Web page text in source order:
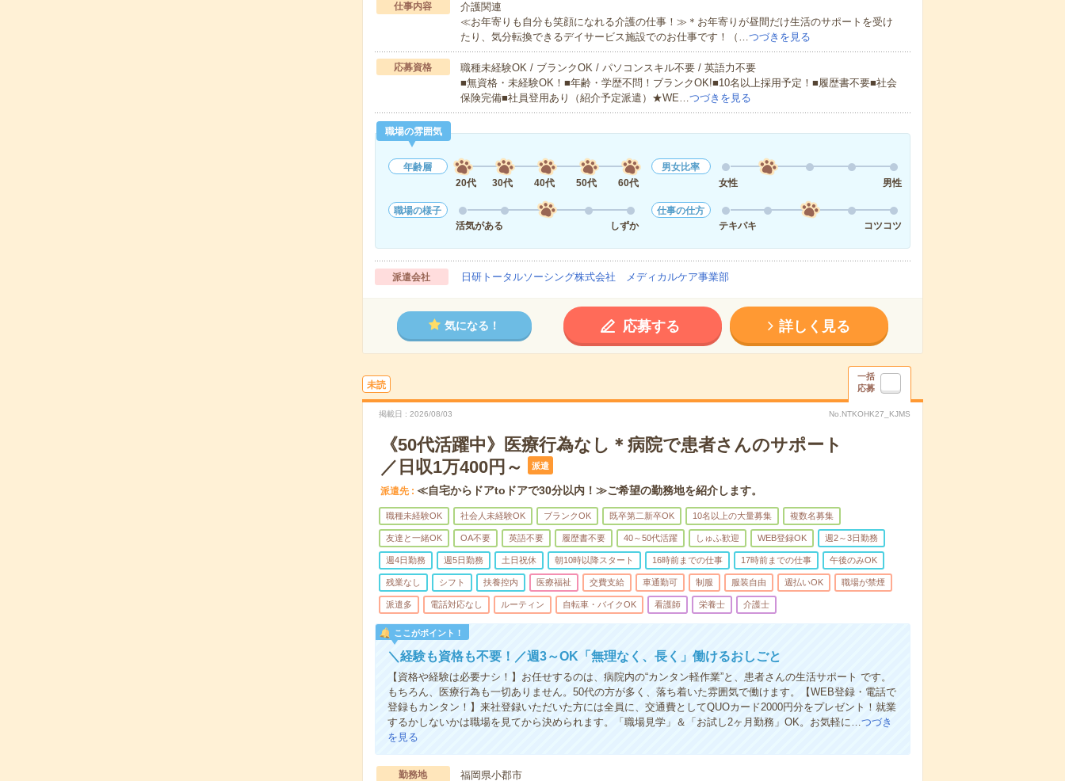
仕事内容
介護関連
≪お年寄りも自分も笑顔になれる介護の仕事！≫＊お年寄りが昼間だけ生活のサポートを受け
たり、気分転換できるデイサービス施設でのお仕事です！（…つづきを見る
応募資格
職種未経験OK / ブランクOK / パソコンスキル不要 / 英語力不要
■無資格・未経験OK！■年齢・学歴不問！ブランクOK!■10名以上採用予定！■履歴書不要■社会
保険完備■社員登用あり（紹介予定派遣）★WE…つづきを見る
職場の雰囲気
年齢層
20代
30代 40代 50代 60代
男女比率
女性
男性
職場の様子
活気がある
しずか
仕事の仕方
テキパキ
コツコツ
派遣会社 日研トータルソーシング株式会社 メディカルケア事業部
気になる！ 応募する 詳しく見る
未読
一括
応募
掲載日 2026/08/03 No.NTKOHK27_KJMS
《50代活躍中》医療行為なし＊病院で患者さんのサポート
／日収1万400円～
派遣
派遣先 ≪自宅からドアtoドアで30分以内！≫ご希望の勤務地を紹介します。
職種未経験OK 社会人未経験OK ブランクOK 既卒第二新卒OK 10名以上の大量募集 複数名募集
友達と一緒OK OA不要 英語不要 履歴書不要 40～50代活躍 しゅふ歓迎 WEB登録OK 週2～3日勤務
週4日勤務 週5日勤務 土日祝休 朝10時以降スタート 16時前までの仕事 17時前までの仕事 午後のみOK
残業なし シフト 扶養控内 医療福祉 交費支給 車通勤可 制服 服装自由 週払いOK 職場が禁煙
派遣多 電話対応なし ルーティン 自転車・バイクOK 看護師 栄養士 介護士
ここがポイント！
＼経験も資格も不要！／週3～OK「無理なく、長く」働けるおしごと
【資格や経験は必要ナシ！】お任せするのは、病院内の“カンタン軽作業”と、患者さんの生活サポート です。
もちろん、医療行為も一切ありません。50代の方が多く、落ち着いた雰囲気で働けます。【WEB登録・電話で
登録もカンタン！】来社登録いただいた方には全員に、交通費としてQUOカード2000円分をプレゼント！就業
するかしないかは職場を見てから決められます。「職場見学」＆「お試し2ヶ月勤務」OK。お気軽に…つづき
を見る
勤務地 福岡県小郡市